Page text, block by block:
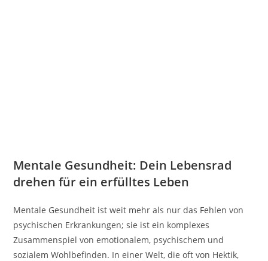
Mentale Gesundheit: Dein Lebensrad
drehen für ein erfülltes Leben
Mentale Gesundheit ist weit mehr als nur das Fehlen von
psychischen Erkrankungen; sie ist ein komplexes
Zusammenspiel von emotionalem, psychischem und
sozialem Wohlbefinden. In einer Welt, die oft von Hektik,